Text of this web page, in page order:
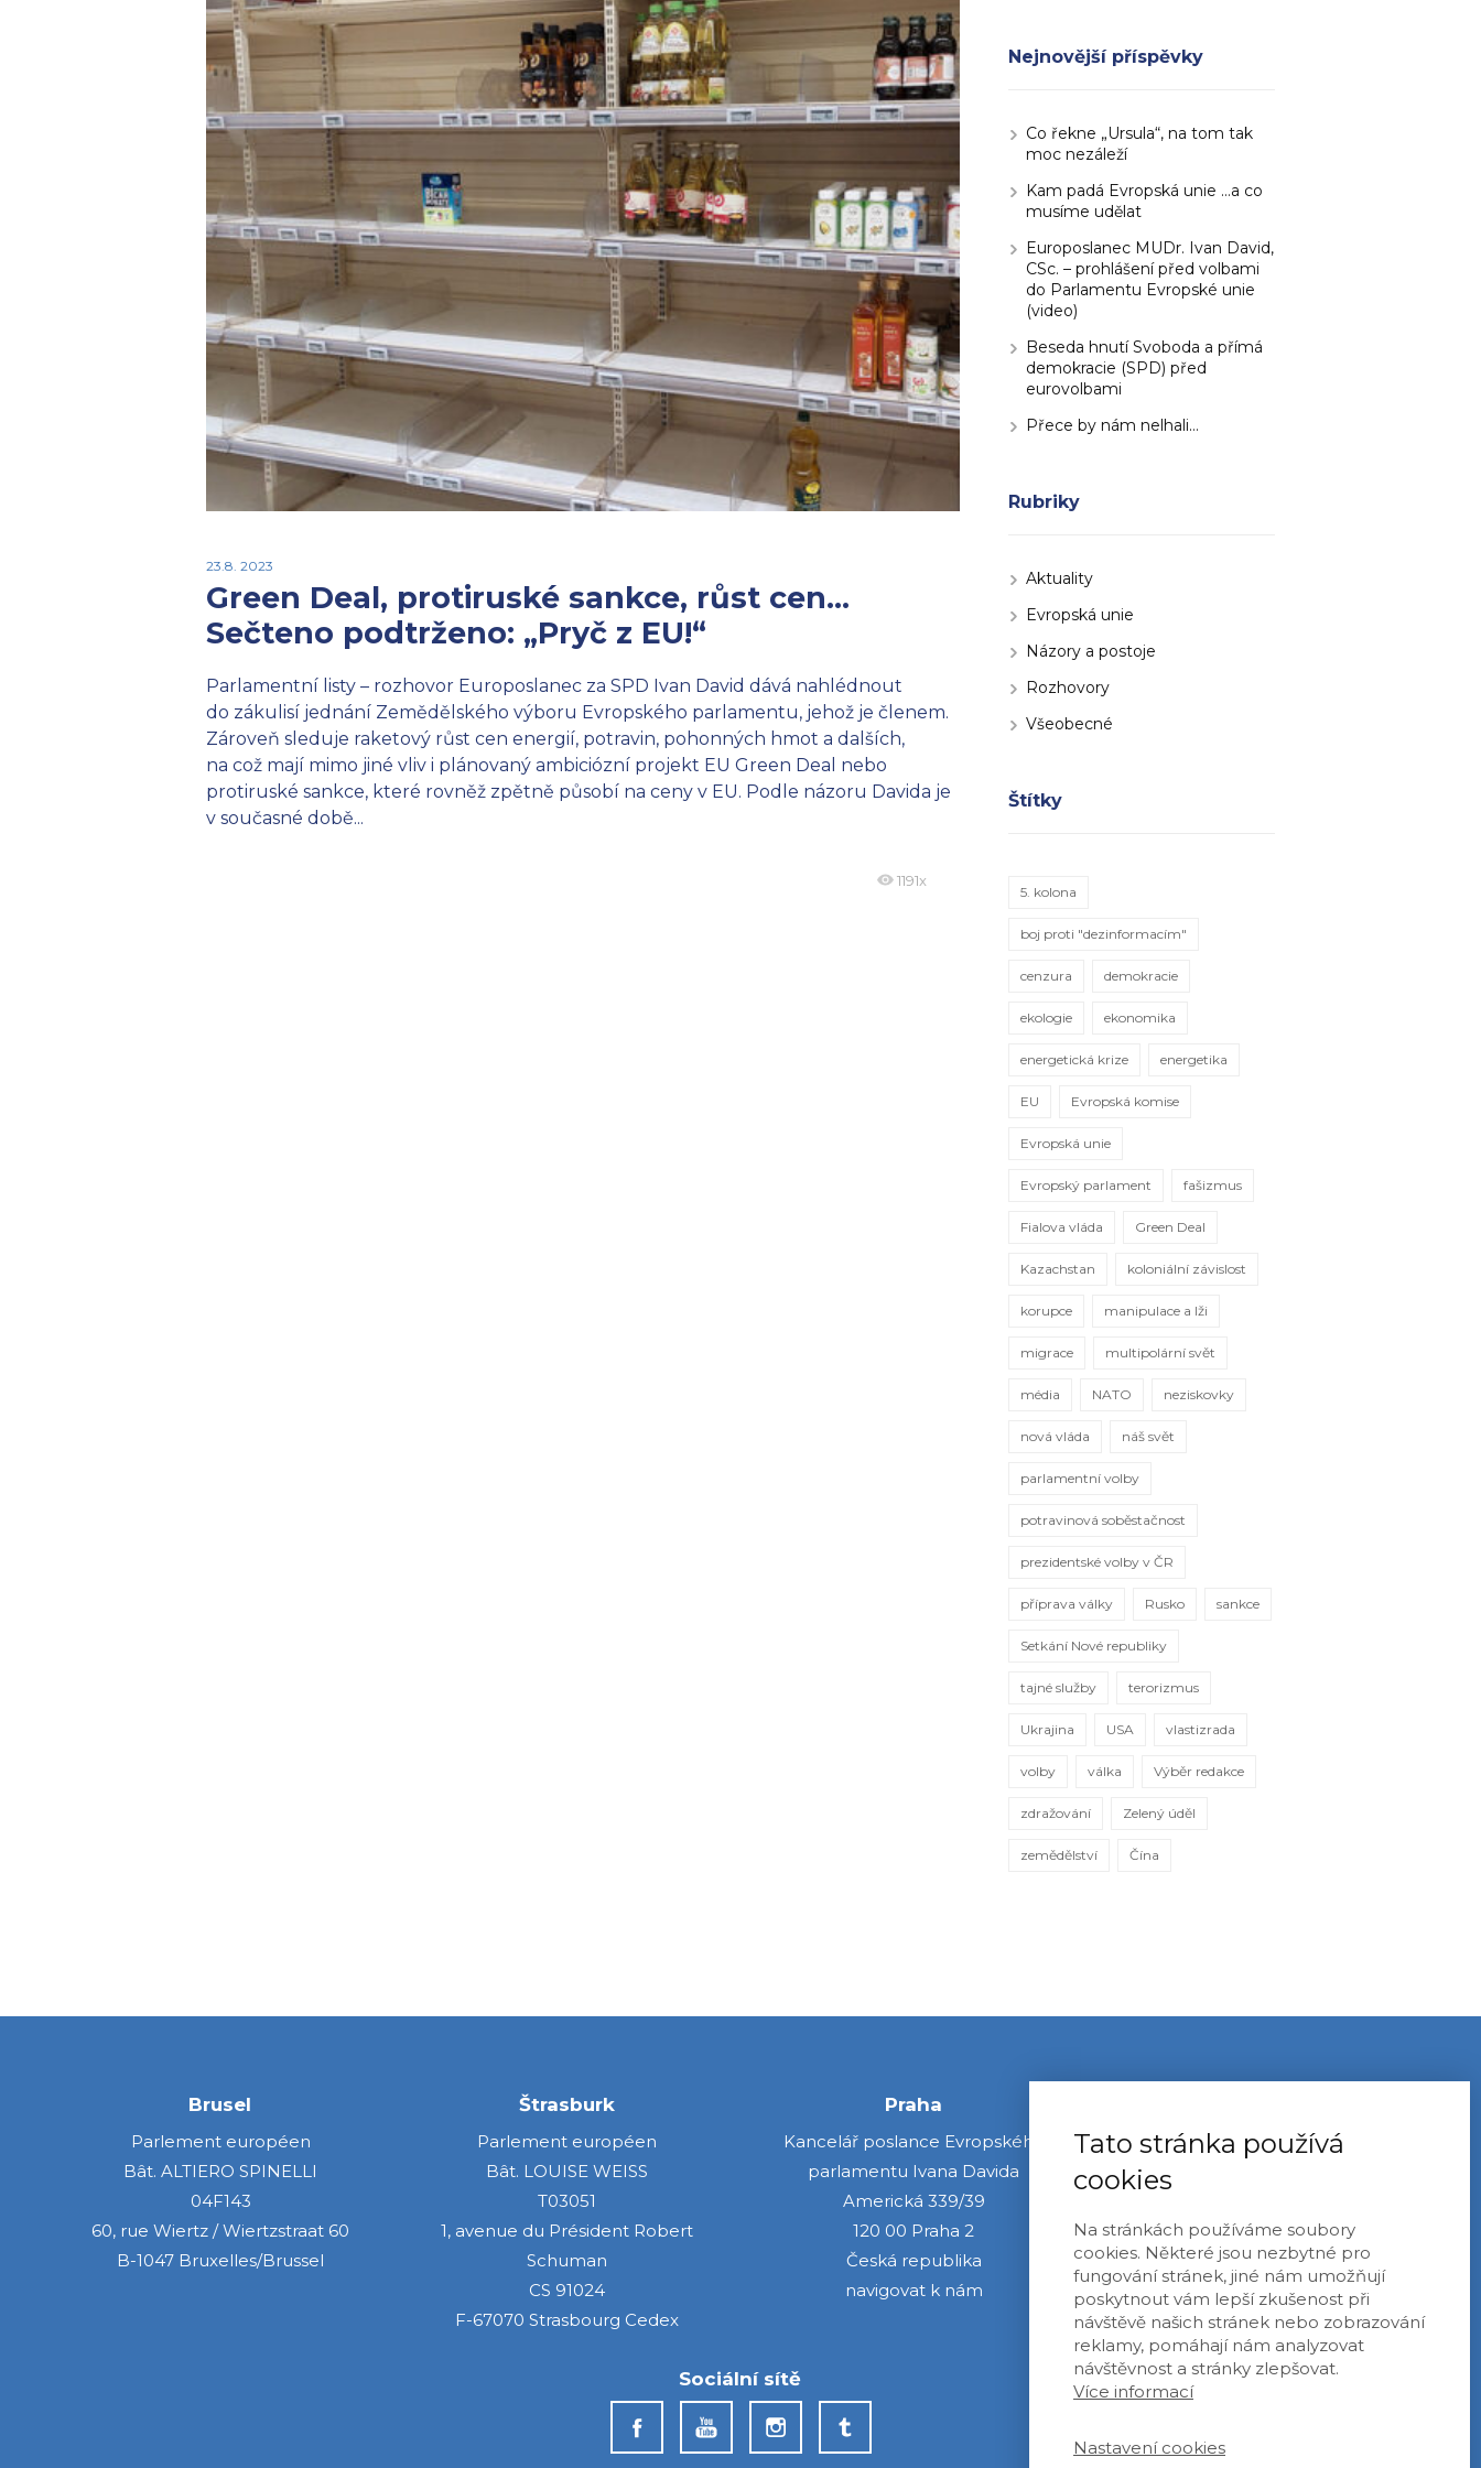
23.8. 2023
Green Deal, protiruské sankce, růst cen…
Sečteno podtrženo: „Pryč z EU!“
Parlamentní listy – rozhovor Europoslanec za SPD Ivan David dává nahlédnout
do zákulisí jednání Zemědělského výboru Evropského parlamentu, jehož je členem.
Zároveň sleduje raketový růst cen energií, potravin, pohonných hmot a dalších,
na což mají mimo jiné vliv i plánovaný ambiciózní projekt EU Green Deal nebo
protiruské sankce, které rovněž zpětně působí na ceny v EU. Podle názoru Davida je
v současné době...
1191x
Nejnovější příspěvky
Co řekne „Ursula“, na tom tak
moc nezáleží
Kam padá Evropská unie …a co
musíme udělat
Europoslanec MUDr. Ivan David,
CSc. – prohlášení před volbami
do Parlamentu Evropské unie
(video)
Beseda hnutí Svoboda a přímá
demokracie (SPD) před
eurovolbami
Přece by nám nelhali…
Rubriky
Aktuality
Evropská unie
Názory a postoje
Rozhovory
Všeobecné
Štítky
5. kolona
boj proti "dezinformacím"
cenzura demokracie
ekologie ekonomika
energetická krize energetika
EU Evropská komise
Evropská unie
Evropský parlament fašizmus
Fialova vláda Green Deal
Kazachstan koloniální závislost
korupce manipulace a lži
migrace multipolární svět
média NATO neziskovky
nová vláda náš svět
parlamentní volby
potravinová soběstačnost
prezidentské volby v ČR
příprava války Rusko sankce
Setkání Nové republiky
tajné služby terorizmus
Ukrajina USA vlastizrada
volby válka Výběr redakce
zdražování Zelený úděl
zemědělství Čína
Brusel
Parlement européen
Bât. ALTIERO SPINELLI
04F143
60, rue Wiertz / Wiertzstraat 60
B-1047 Bruxelles/Brussel
Štrasburk
Parlement européen
Bât. LOUISE WEISS
T03051
1, avenue du Président Robert
Schuman
CS 91024
F-67070 Strasbourg Cedex
Praha
Kancelář poslance Evropského
parlamentu Ivana Davida
Americká 339/39
120 00 Praha 2
Česká republika
navigovat k nám
david@spd.cz
Ivan David v EP
Identita a Demokracie
Vysvětlení hlasování
Sociální sítě
Tato stránka používá
cookies
Na stránkách používáme soubory
cookies. Některé jsou nezbytné pro
fungování stránek, jiné nám umožňují
poskytnout vám lepší zkušenost při
návštěvě našich stránek nebo zobrazování
reklamy, pomáhají nám analyzovat
návštěvnost a stránky zlepšovat.
Více informací
Nastavení cookies